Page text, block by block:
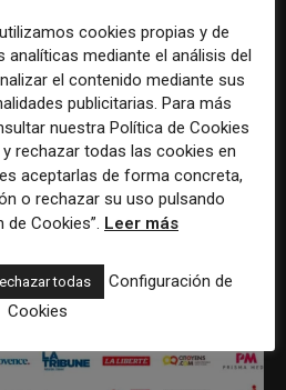
cookies propias y de
analíticas mediante el análisis del
el contenido mediante sus
publicitarias. Para más
nuestra Política de Cookies
y rechazar todas las cookies en
aceptarlas de forma concreta,
o rechazar su uso pulsando
de Cookies”. Leer más
todas
Configuración de
Cookies